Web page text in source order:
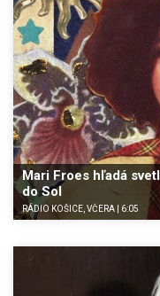
Mari Froes hľadá
do Sol
RÁDIO KOŠICE, VČERA | 6:05